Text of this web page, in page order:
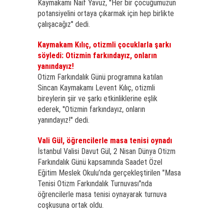
Kaymakamı Naif Yavuz, ''Her bir çocuğumuzun
potansiyelini ortaya çıkarmak için hep birlikte
çalışacağız'' dedi.
Kaymakam Kılıç, otizmli çocuklarla şarkı
söyledi: Otizmin farkındayız, onların
yanındayız!
Otizm Farkındalık Günü programına katılan
Sincan Kaymakamı Levent Kılıç, otizmli
bireylerin şiir ve şarkı etkinliklerine eşlik
ederek, ''Otizmin farkındayız, onların
yanındayız!'' dedi.
Vali Gül, öğrencilerle masa tenisi oynadı
İstanbul Valisi Davut Gül, 2 Nisan Dünya Otizm
Farkındalık Günü kapsamında Saadet Özel
Eğitim Meslek Okulu’nda gerçekleştirilen "Masa
Tenisi Otizm Farkındalık Turnuvası"nda
öğrencilerle masa tenisi oynayarak turnuva
coşkusuna ortak oldu.